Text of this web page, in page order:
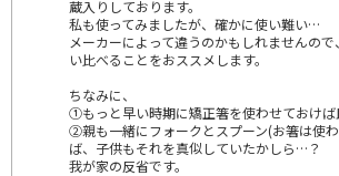
蔵入りしております。
私も使ってみましたが、確かに使い難い…
メーカーによって違うのかもしれませんの
い比べることをおススメします。
ちなみに、
①もっと早い時期に矯正箸を使わせておけば
②親も一緒にフォークとスプーン(お箸は使
ば、子供もそれを真似していたかしら…？
我が家の反省です。